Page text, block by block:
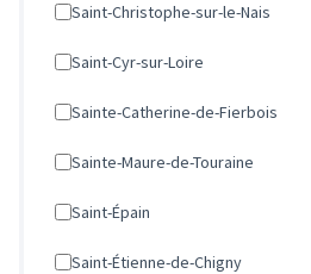
Saint-Christophe-sur-le-Nais
Saint-Cyr-sur-Loire
Sainte-Catherine-de-Fierbois
Sainte-Maure-de-Touraine
Saint-Épain
Saint-Étienne-de-Chigny